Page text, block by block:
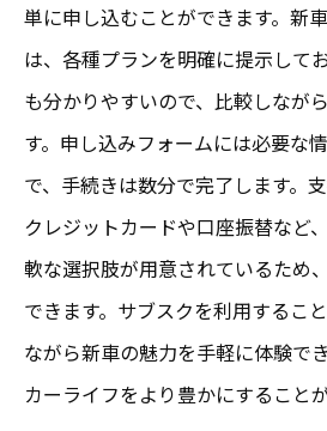
単に申し込むことができます。新
は、各種プランを明確に提示して
も分かりやすいので、比較しなが
す。申し込みフォームには必要な
で、手続きは数分で完了します。
クレジットカードや口座振替など
軟な選択肢が用意されているため
できます。サブスクを利用するこ
ながら新車の魅力を手軽に体験で
カーライフをより豊かにすること